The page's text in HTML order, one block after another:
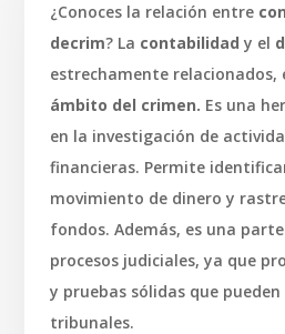
¿Conoces la relación entre
decrim? La contabilidad y el
estrechamente relacionados,
ámbito del crimen. Es una
en la investigación de
financieras. Permite
movimiento de dinero y
fondos. Además, es una
procesos judiciales, ya que
y pruebas sólidas que
tribunales.